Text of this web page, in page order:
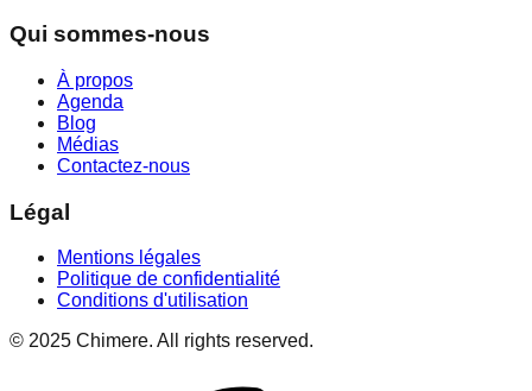
Qui sommes-nous
À propos
Agenda
Blog
Médias
Contactez-nous
Légal
Mentions légales
Politique de confidentialité
Conditions d'utilisation
© 2025 Chimere. All rights reserved.